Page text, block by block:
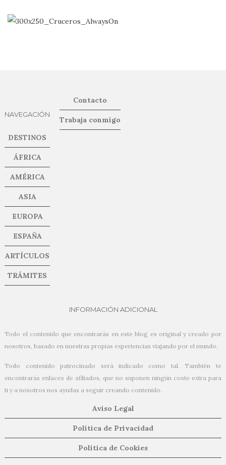
NAVEGACIÓN
DESTINOS
ÁFRICA
AMÉRICA
ASIA
EUROPA
ESPAÑA
ARTÍCULOS
TRÁMITES
Contacto
Trabaja conmigo
INFORMACIÓN ADICIONAL
Todo el contenido que encontrarás en este blog es original y creado por
nosotros, basado en nuestras propias experiencias viajando por el mundo.
Todo contenido patrocinado será indicado como tal. También te
encontrarás enlaces de afiliados, que no suponen ningún coste extra para
ti y a nosotros nos ayudas a seguir creando contenido.
Aviso Legal
Política de Privacidad
Política de Cookies